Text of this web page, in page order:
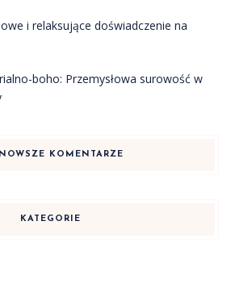
i relaksujące doświadczenie na
boho: Przemysłowa surowość w
KOMENTARZE
KATEGORIE